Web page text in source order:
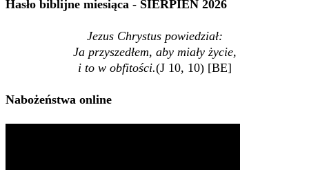
Hasło biblijne miesiąca - SIERPIEŃ 2026
Jezus Chrystus powiedział:
Ja przyszedłem, aby miały życie,
i to w obfitości.(J 10, 10) [BE]
Nabożeństwa online